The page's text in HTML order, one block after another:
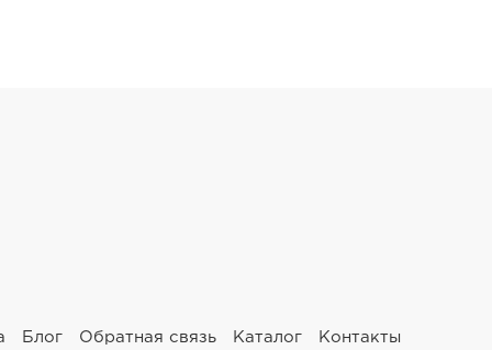
Блог Обратная связь Каталог Контакты